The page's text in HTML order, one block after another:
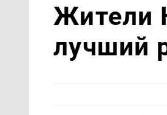
Жители
лучший